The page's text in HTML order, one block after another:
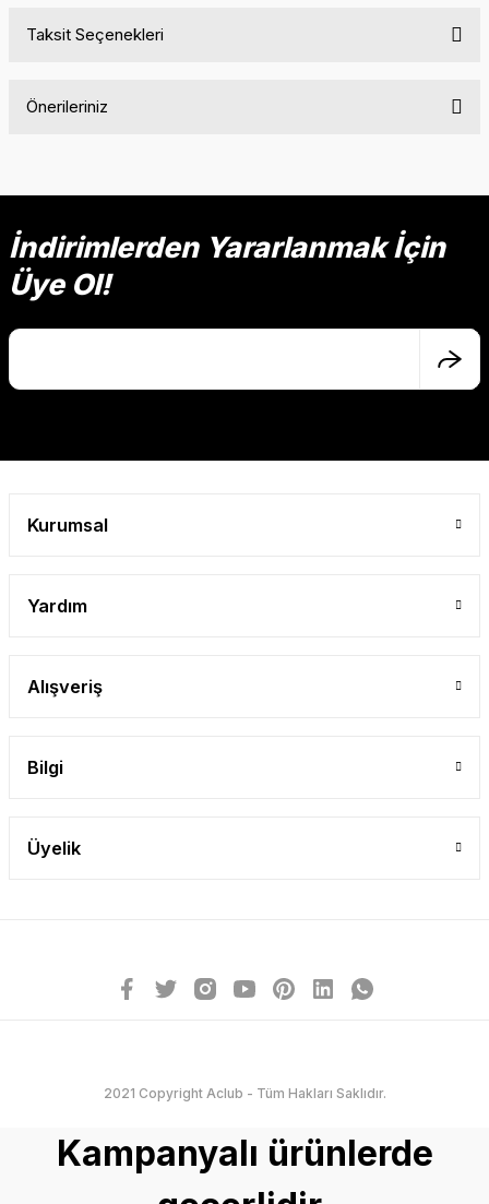
Taksit Seçenekleri
Önerileriniz
Ürün resmi kalitesiz, bozuk veya görüntülenemiyor.
İndirimlerden Yararlanmak İçin
Üye Ol!
Kurumsal
Yardım
Alışveriş
Bilgi
Üyelik
2021 Copyright Aclub - Tüm Hakları Saklıdır.
Kampanyalı ürünlerde